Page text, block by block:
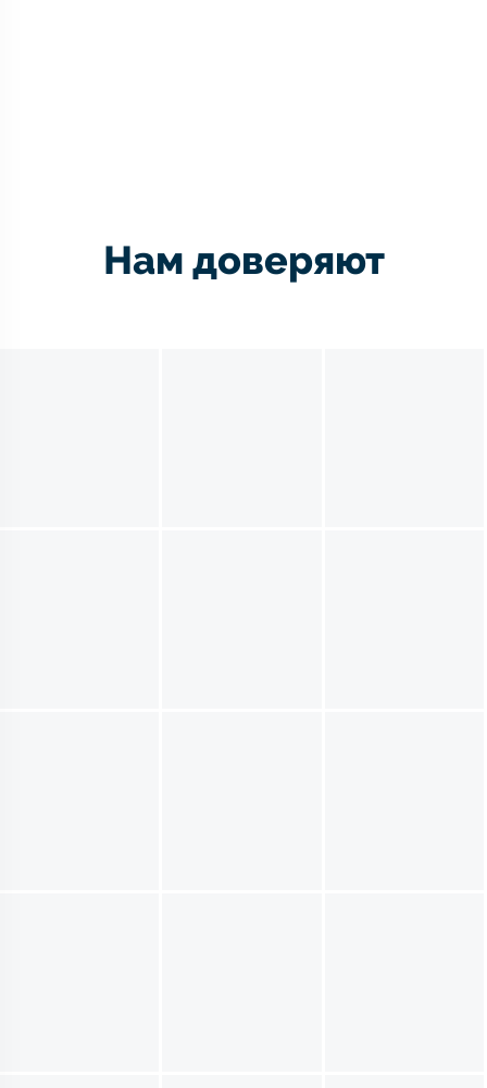
Нам доверяют